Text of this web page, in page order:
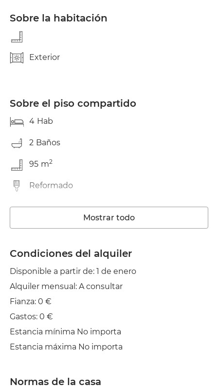
Sobre la habitación
Exterior
Sobre el piso compartido
4 Hab
2 Baños
95 m2
Reformado
Lavadora
Wifi
TV
Tendedero
Mostrar todo
Condiciones del alquiler
Disponible a partir de: 1 de enero
Alquiler mensual: A consultar
Fianza: 0 €
Gastos: 0 €
Estancia mínima No importa
Estancia máxima No importa
Normas de la casa